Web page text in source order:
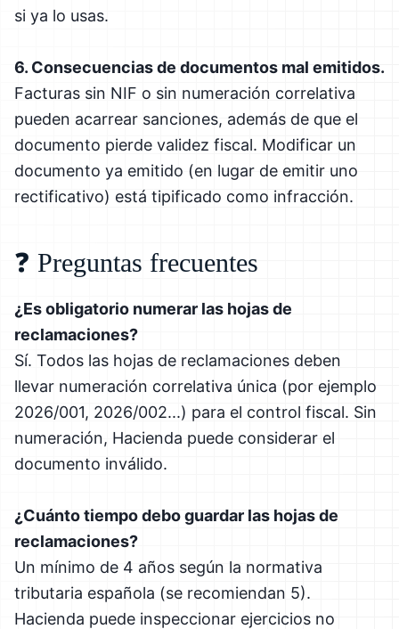
si ya lo usas.
6. Consecuencias de documentos mal emitidos.
Facturas sin NIF o sin numeración correlativa
pueden acarrear sanciones, además de que el
documento pierde validez fiscal. Modificar un
documento ya emitido (en lugar de emitir uno
rectificativo) está tipificado como infracción.
❓ Preguntas frecuentes
¿Es obligatorio numerar las hojas de
reclamaciones?
Sí. Todos las hojas de reclamaciones deben
llevar numeración correlativa única (por ejemplo
2026/001, 2026/002...) para el control fiscal. Sin
numeración, Hacienda puede considerar el
documento inválido.
¿Cuánto tiempo debo guardar las hojas de
reclamaciones?
Un mínimo de 4 años según la normativa
tributaria española (se recomiendan 5).
Hacienda puede inspeccionar ejercicios no